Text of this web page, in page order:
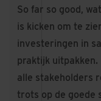
So far so good,
is kicken om te
investeringen in
praktijk
alle stakeholders
trots op de goede